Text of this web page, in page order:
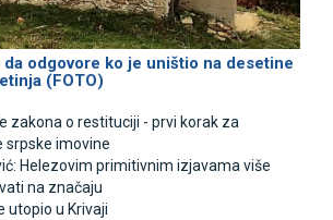
odgovore ko je uništio na desetine
(FOTO)
zakona o restituciji - prvi korak za
srpske imovine
Helezovim primitivnim izjavama više
na značaju
utopio u Krivaji